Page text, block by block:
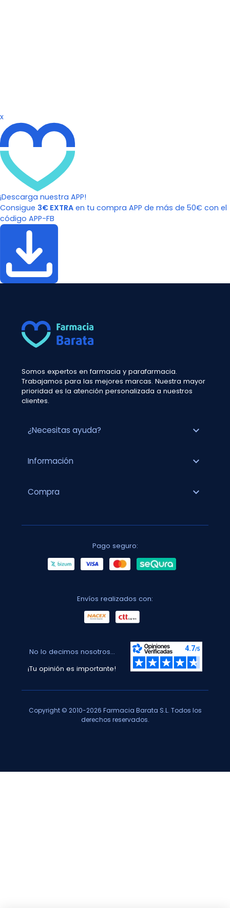
x
¡Descarga nuestra APP!
Consigue 3€ EXTRA en tu compra APP de más de 50€ con el
código APP-FB
Somos expertos en farmacia y parafarmacia.
Trabajamos para las mejores marcas. Nuestra mayor
prioridad es la atención personalizada a nuestros
clientes.
¿Necesitas ayuda? expand_more
Información expand_more
Compra expand_more
Pago seguro:
Envíos realizados con:
No lo decimos nosotros...
¡Tu opinión es importante!
Copyright © 2010-2026 Farmacia Barata S.L. Todos los
derechos reservados.